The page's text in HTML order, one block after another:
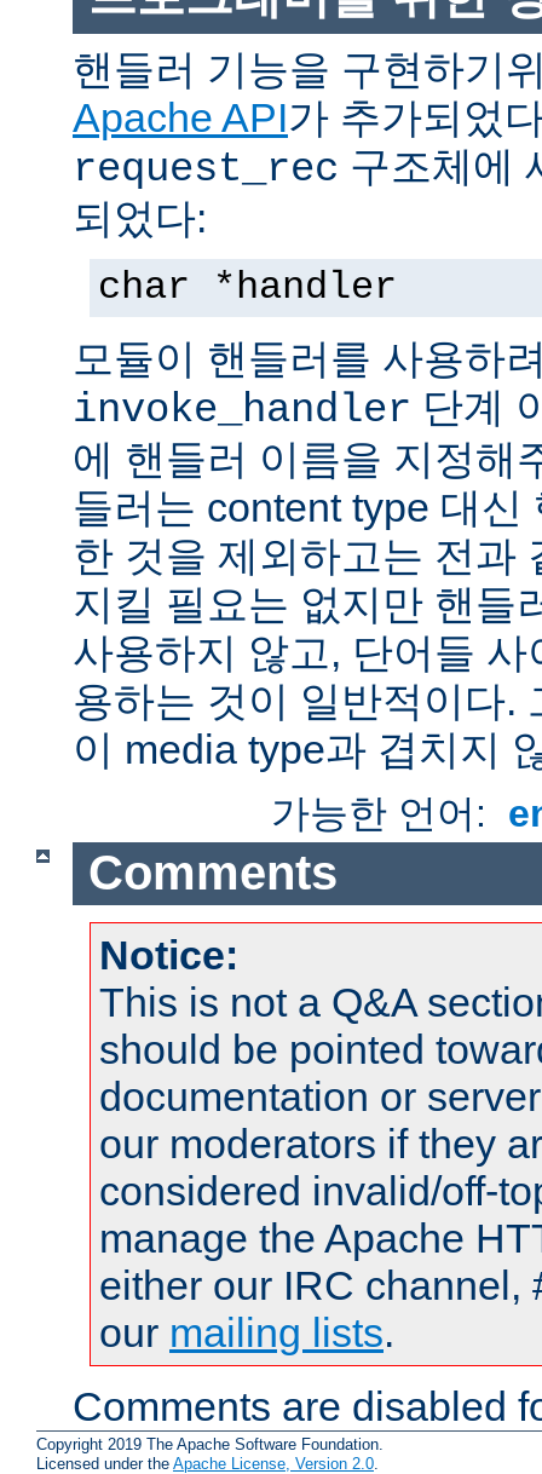
핸들러 기능을 구현하기
Apache API가 추가되었
request_rec 구조체에
되었다:
char *handler
모듈이 핸들러를 사용하
invoke_handler 단계
에 핸들러 이름을 지정해
들러는 content type 대신
한 것을 제외하고는 전과
지킬 필요는 없지만 핸들
사용하지 않고, 단어들
용하는 것이 일반적이다.
이 media type과 겹치지
가능한 언어:
Comments
Notice:
This is not a Q&A
should be pointed
documentation or
our moderators if they
considered invalid/off-
manage the Apache
either our IRC channel,
our mailing lists.
Comments are disabled
Copyright 2019 The Apache Software Foundation.
Licensed under the Apache License, Version 2.0